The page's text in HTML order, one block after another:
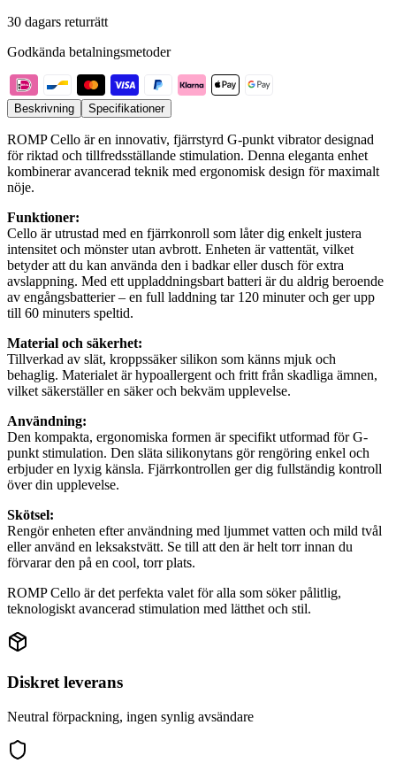
30 dagars returrätt
Godkända betalningsmetoder
Beskrivning Specifikationer
ROMP Cello är en innovativ, fjärrstyrd G-punkt vibrator designad
för riktad och tillfredsställande stimulation. Denna eleganta enhet
kombinerar avancerad teknik med ergonomisk design för maximalt
nöje.
Funktioner:
Cello är utrustad med en fjärrkonroll som låter dig enkelt justera
intensitet och mönster utan avbrott. Enheten är vattentät, vilket
betyder att du kan använda den i badkar eller dusch för extra
avslappning. Med ett uppladdningsbart batteri är du aldrig beroende
av engångsbatterier – en full laddning tar 120 minuter och ger upp
till 60 minuters speltid.
Material och säkerhet:
Tillverkad av slät, kroppssäker silikon som känns mjuk och
behaglig. Materialet är hypoallergent och fritt från skadliga ämnen,
vilket säkerställer en säker och bekväm upplevelse.
Användning:
Den kompakta, ergonomiska formen är specifikt utformad för G-
punkt stimulation. Den släta silikonytans gör rengöring enkel och
erbjuder en lyxig känsla. Fjärrkontrollen ger dig fullständig kontroll
över din upplevelse.
Skötsel:
Rengör enheten efter användning med ljummet vatten och mild tvål
eller använd en leksakstvätt. Se till att den är helt torr innan du
förvarar den på en cool, torr plats.
ROMP Cello är det perfekta valet för alla som söker pålitlig,
teknologiskt avancerad stimulation med lätthet och stil.
Diskret leverans
Neutral förpackning, ingen synlig avsändare